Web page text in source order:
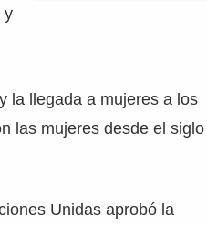
y
la llegada a mujeres a los
las mujeres desde el siglo
Unidas aprobó la